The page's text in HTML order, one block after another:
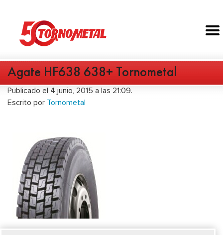
Agate HF638 638+ Tornometal
Publicado el 4 junio, 2015 a las 21:09.
Escrito por Tornometal